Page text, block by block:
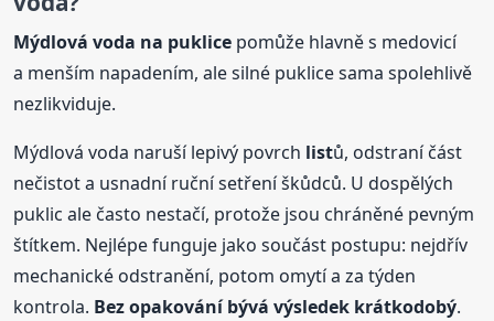
Mýdlová voda na puklice pomůže hlavně s medovicí
a menším napadením, ale silné puklice sama spolehlivě
nezlikviduje.
Mýdlová voda naruší lepivý povrch listů, odstraní část
nečistot a usnadní ruční setření škůdců. U dospělých
puklic ale často nestačí, protože jsou chráněné pevným
štítkem. Nejlépe funguje jako součást postupu: nejdřív
mechanické odstranění, potom omytí a za týden
kontrola. Bez opakování bývá výsledek krátkodobý.